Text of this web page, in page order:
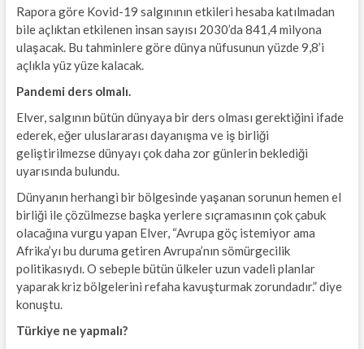
Rapora göre Kovid-19 salgınının etkileri hesaba katılmadan
bile açlıktan etkilenen insan sayısı 2030’da 841,4 milyona
ulaşacak. Bu tahminlere göre dünya nüfusunun yüzde 9,8’i
açlıkla yüz yüze kalacak.
Pandemi ders olmalı.
Elver, salgının bütün dünyaya bir ders olması gerektiğini ifade
ederek, eğer uluslararası dayanışma ve iş birliği
geliştirilmezse dünyayı çok daha zor günlerin beklediği
uyarısında bulundu.
Dünyanın herhangi bir bölgesinde yaşanan sorunun hemen el
birliği ile çözülmezse başka yerlere sıçramasının çok çabuk
olacağına vurgu yapan Elver, “Avrupa göç istemiyor ama
Afrika’yı bu duruma getiren Avrupa’nın sömürgecilik
politikasıydı. O sebeple bütün ülkeler uzun vadeli planlar
yaparak kriz bölgelerini refaha kavuşturmak zorundadır.” diye
konuştu.
Türkiye ne yapmalı?